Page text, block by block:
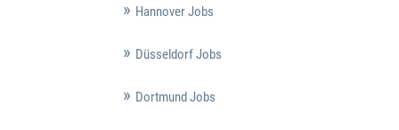
Hannover Jobs
Düsseldorf Jobs
Dortmund Jobs